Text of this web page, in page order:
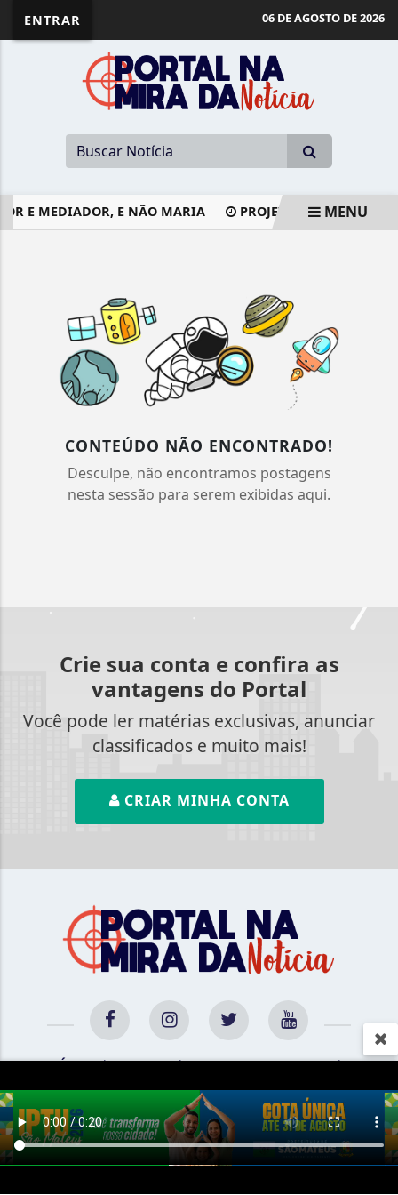
ENTRAR 06 DE AGOSTO DE 2026
E MEDIADOR, E NÃO MARIA PROJETO CRIAMENU
CONTEÚDO NÃO ENCONTRADO!
Desculpe, não encontramos postagens
nesta sessão para serem exibidas aqui.
Crie sua conta e confira as
vantagens do Portal
Você pode ler matérias exclusivas, anunciar
classificados e muito mais!
CRIAR MINHA CONTA
INÍCIO | SOBRE | PAINEL DO LEITOR |
TERMOS DE USO E PRIVACIDADE | CONTATO